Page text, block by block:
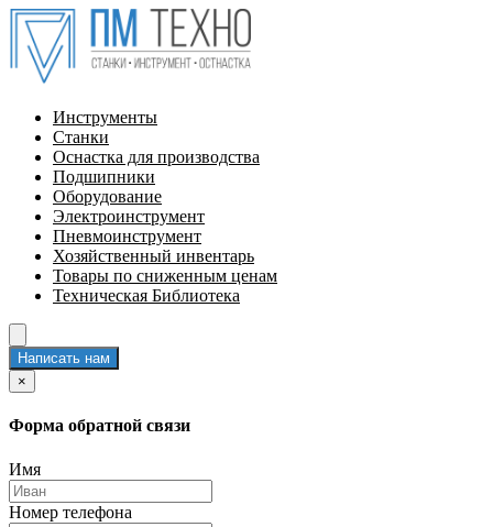
Инструменты
Станки
Оснастка для производства
Подшипники
Оборудование
Электроинструмент
Пневмоинструмент
Хозяйственный инвентарь
Товары по сниженным ценам
Техническая Библиотека
Написать нам
×
Форма обратной связи
Имя
Номер телефона